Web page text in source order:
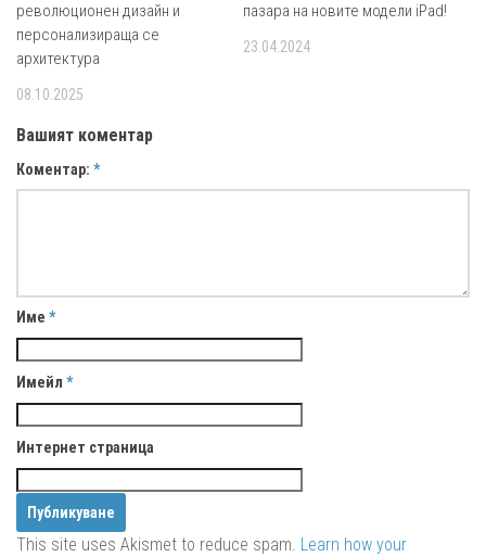
революционен дизайн и
персонализираща се
архитектура
08.10.2025
пазара на новите модели iPad!
23.04.2024
Вашият коментар
Коментар: *
Име *
Имейл *
Интернет страница
This site uses Akismet to reduce spam. Learn how your